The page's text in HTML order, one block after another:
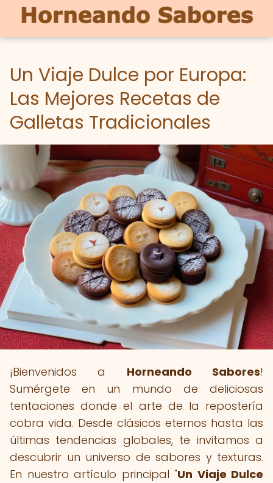
Un Viaje Dulce por Europa:
Las Mejores Recetas de
Galletas Tradicionales
¡Bienvenidos a Horneando Sabores!
Sumérgete en un mundo de deliciosas
tentaciones donde el arte de la repostería
cobra vida. Desde clásicos eternos hasta las
últimas tendencias globales, te invitamos a
descubrir un universo de sabores y texturas.
En nuestro artículo principal "Un Viaje Dulce